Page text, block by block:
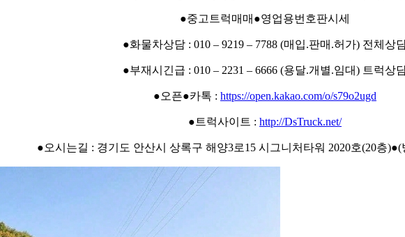
●중고트럭매매●영업용번호판시세
●화물차상담 : 010 – 9219 – 7788 (매입.판매.허가) 전체상
●부재시긴급 : 010 – 2231 – 6666 (용달.개별.임대) 트럭상
●오픈●카톡 : https://open.kakao.com/o/s79o2ugd
●트럭사이트 : http://DsTruck.net/
●오시는길 : 경기도 안산시 상록구 해양3로15 시그니처타워 2020호(20층